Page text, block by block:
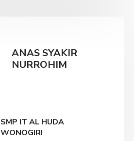
ANAS SYAKIR
NURROHIM
SMP IT AL HUDA
WONOGIRI